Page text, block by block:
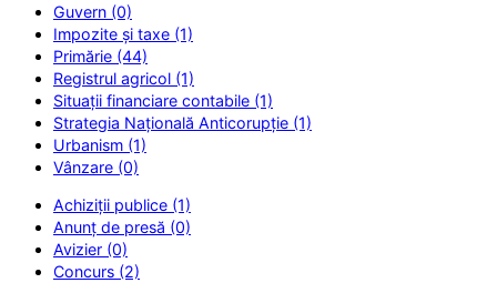
Guvern (0)
Impozite și taxe (1)
Primărie (44)
Registrul agricol (1)
Situații financiare contabile (1)
Strategia Națională Anticorupție (1)
Urbanism (1)
Vânzare (0)
Achiziții publice (1)
Anunț de presă (0)
Avizier (0)
Concurs (2)